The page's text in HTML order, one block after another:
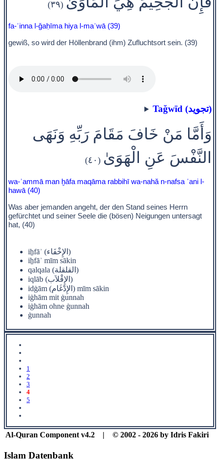
(٣٩)
fa-ʾinna l-ǧaḥīma hiya l-maʾwā (39)
gewiß, so wird der Höllenbrand (ihm) Zufluchtsort sein. (39)
Taǧwīd (تجويد)
وَأَمَّا مَنْ خَافَ مَقَامَ رَبِّهِ وَنَهَى
النَّفْسَ عَنِ الْهَوَىٰ (٤٠)
wa-ʾammā man ḫāfa maqāma rabbihī wa-nahă n-nafsa ʿani l-
hawā (40)
Was aber jemanden angeht, der den Stand seines Herrn
gefürchtet und seiner Seele die (bösen) Neigungen untersagt
hat, (40)
iẖfāʾ (الإِخْفَاء)
iẖfāʾ mīm sākin
qalqala (القلقلة)
iqlāb (الإِقْلاَب)
idġām (الإِدْغَام) mīm sākin
iġhām mit ġunnah
iġhām ohne ġunnah
ġunnah
1
2
3
4
5
Al-Quran Component v4.2 | © 2002 - 2026 by Idris Fakiri
Islam Datenbank